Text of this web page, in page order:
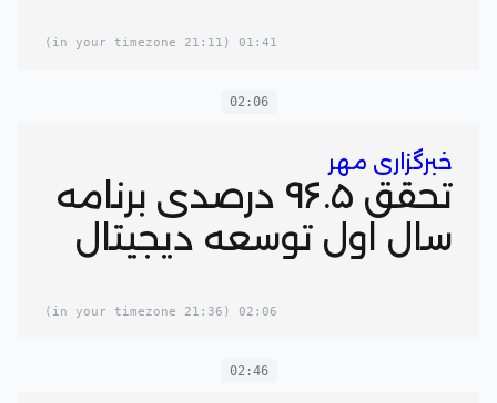
01:41
(21:11 in your timezone)
02:06
خبرگزاری مهر
تحقق ۹۶.۵ درصدی برنامه
سال اول توسعه دیجیتال
02:06
(21:36 in your timezone)
02:46